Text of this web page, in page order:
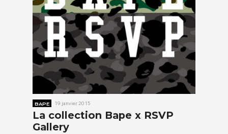
BAPE 19 janvier 2015
La collection Bape x RSVP
Gallery